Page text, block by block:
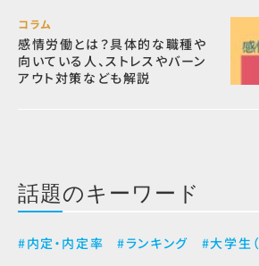
コラム
感情労働とは？具体的な職種や
向いている人、ストレスやバーン
アウト対策なども解説
話題のキーワード
#内定・内定率 #ランキング
#大学生